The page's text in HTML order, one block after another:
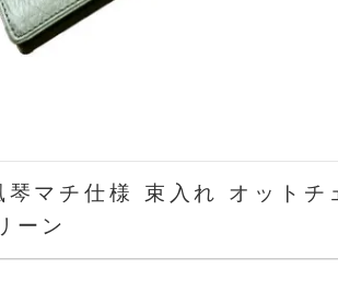
琴マチ仕様 束入れ オットチ
ーン